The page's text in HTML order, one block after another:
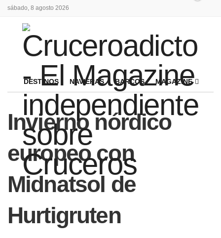
sábado, 8 agosto 2026
DESTINOS NAVIERAS BARCOS MAGAZINE
Invierno nórdico
europeo con
Midnatsol de
Hurtigruten